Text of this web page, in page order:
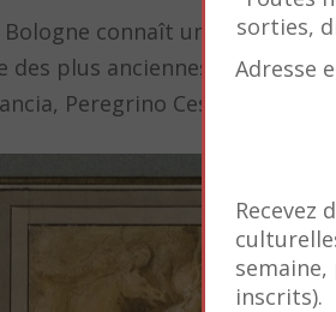
connaît un élan
des plus anciennes du
Peregrino Cesena,
sorties,
Adresse
Recevez
semaine,
inscrits).